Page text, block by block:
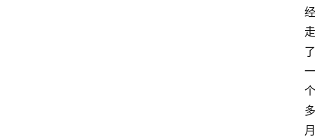
经
走
了
一
个
多
月